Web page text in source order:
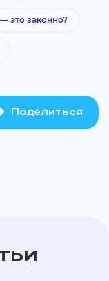
это законно?
Поделиться